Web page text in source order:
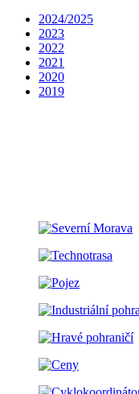
2024/2025
2023
2022
2021
2020
2019